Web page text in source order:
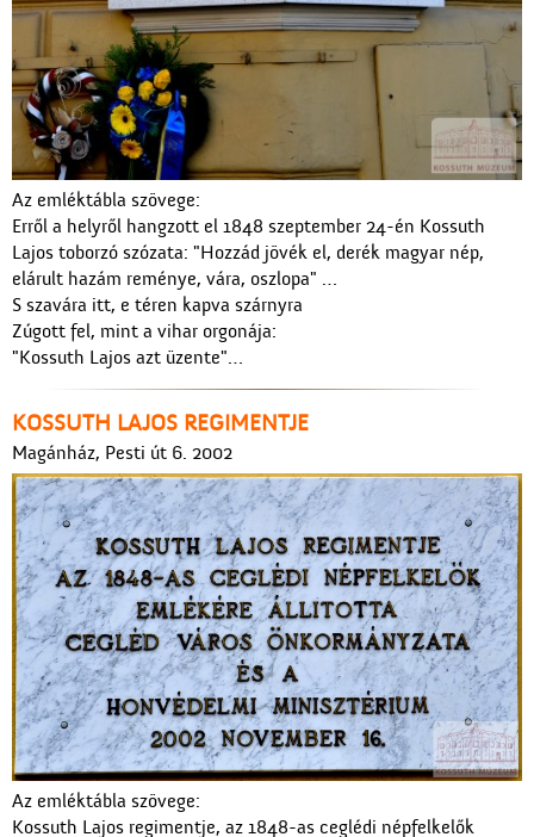
Az emléktábla szövege:
Erről a helyről hangzott el 1848 szeptember 24-én Kossuth
Lajos toborzó szózata: "Hozzád jövék el, derék magyar nép,
elárult hazám reménye, vára, oszlopa" …
S szavára itt, e téren kapva szárnyra
Zúgott fel, mint a vihar orgonája:
"Kossuth Lajos azt üzente"…
KOSSUTH LAJOS REGIMENTJE
Magánház, Pesti út 6. 2002
Az emléktábla szövege:
Kossuth Lajos regimentje, az 1848-as ceglédi népfelkelők